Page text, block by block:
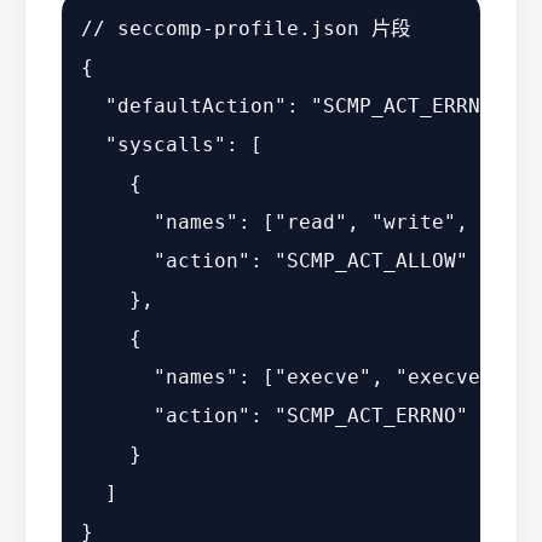
// seccomp-profile.json 片段
{
"defaultAction" : "SCMP_ACT_ERRNO"
"syscalls" :
[
{
"names" : [ "read" , "write" ,
"action" :
"SCMP_ACT_ALLOW"
} ,
{
"names" : [ "execve" , "execveat"
"action" :
"SCMP_ACT_ERRNO"
}
]
}